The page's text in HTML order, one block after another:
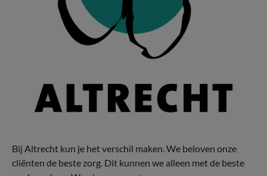
Bij Altrecht kun je het verschil maken. We beloven onze
cliënten de beste zorg. Dit kunnen we alleen met de beste